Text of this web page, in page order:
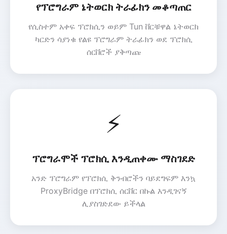
የፕሮግራም ኔትወርክ ትራፊክን መቆጣጠር
የሲስተም አቀፍ ፕሮክሲን ወይም Tun ቨርቹዋል ኔትወርክ
ካርድን ሳያነቁ የልዩ ፕሮግራም ትራፊክን ወደ ፕሮክሲ
ሰርቨሮች ያቅጣጩ
⚡
ፕሮግራሞች ፕሮክሲ እንዲጠቀሙ ማስገደድ
አንድ ፕሮግራም የፕሮክሲ ቅንብሮችን ባይደግፍም እንኳ
ProxyBridge በፕሮክሲ ሰርቨር በኩል እንዲገናኝ
ሊያስገድደው ይችላል